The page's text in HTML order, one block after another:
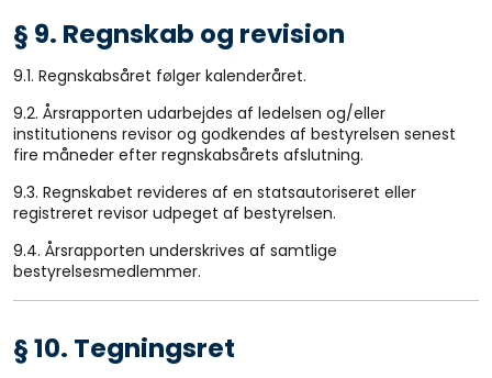
§ 9. Regnskab og revision
9.1. Regnskabsåret følger kalenderåret.
9.2. Årsrapporten udarbejdes af ledelsen og/eller
institutionens revisor og godkendes af bestyrelsen senest
fire måneder efter regnskabsårets afslutning.
9.3. Regnskabet revideres af en statsautoriseret eller
registreret revisor udpeget af bestyrelsen.
9.4. Årsrapporten underskrives af samtlige
bestyrelsesmedlemmer.
§ 10. Tegningsret